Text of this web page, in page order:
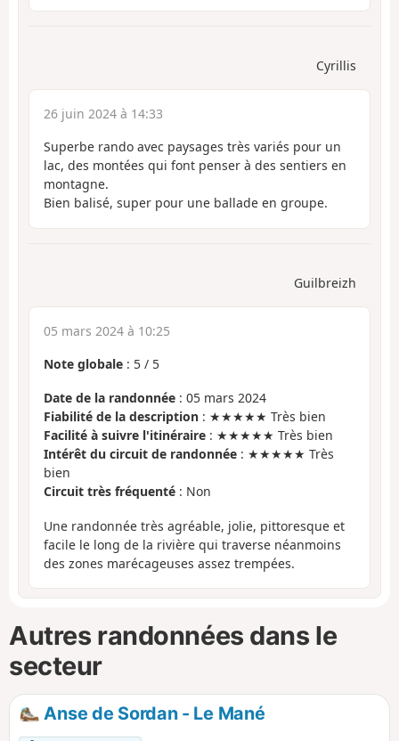
Cyrillis
26 juin 2024 à 14:33
Superbe rando avec paysages très variés pour un
lac, des montées qui font penser à des sentiers en
montagne.
Bien balisé, super pour une ballade en groupe.
Guilbreizh
05 mars 2024 à 10:25
Note globale : 5 / 5
Date de la randonnée : 05 mars 2024
Fiabilité de la description : ★★★★★ Très bien
Facilité à suivre l'itinéraire : ★★★★★ Très bien
Intérêt du circuit de randonnée : ★★★★★ Très
bien
Circuit très fréquenté : Non
Une randonnée très agréable, jolie, pittoresque et
facile le long de la rivière qui traverse néanmoins
des zones marécageuses assez trempées.
Autres randonnées dans le
secteur
Anse de Sordan - Le Mané